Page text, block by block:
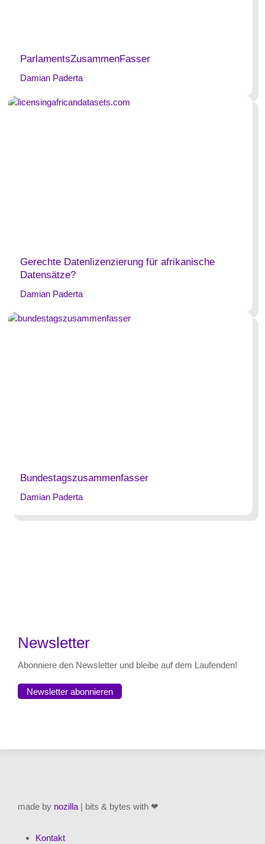
ParlamentsZusammenFasser
Damian Paderta
Gerechte Datenlizenzierung für afrikanische
Datensätze?
Damian Paderta
Bundestagszusammenfasser
Damian Paderta
Newsletter
Abonniere den Newsletter und bleibe auf dem Laufenden!
Newsletter abonnieren
made by nozilla | bits & bytes with ❤
Kontakt